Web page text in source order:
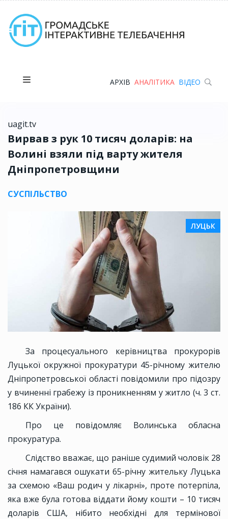
АРХІВ АНАЛІТИКА ВІДЕО
uagit.tv
Вирвав з рук 10 тисяч доларів: на
Волині взяли під варту жителя
Дніпропетровщини
СУСПІЛЬСТВО
ЛУЦЬК
За процесуального керівництва прокурорів
Луцької окружної прокуратури 45-річному жителю
Дніпропетровської області повідомили про підозру
у вчиненні грабежу із проникненням у житло (ч. 3 ст.
186 КК України).
Про це повідомляє Волинська обласна
прокуратура.
Слідство вважає, що раніше судимий чоловік 28
січня намагався ошукати 65-річну жительку Луцька
за схемою «Ваш родич у лікарні», проте потерпіла,
яка вже була готова віддати йому кошти – 10 тисяч
доларів США, нібито необхідні для термінової